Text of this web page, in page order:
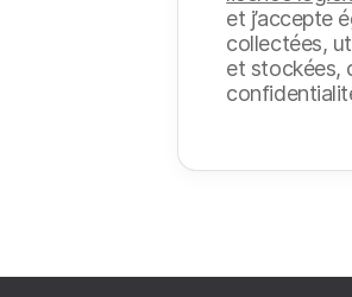
et j’accepte
collectées,
et stockées,